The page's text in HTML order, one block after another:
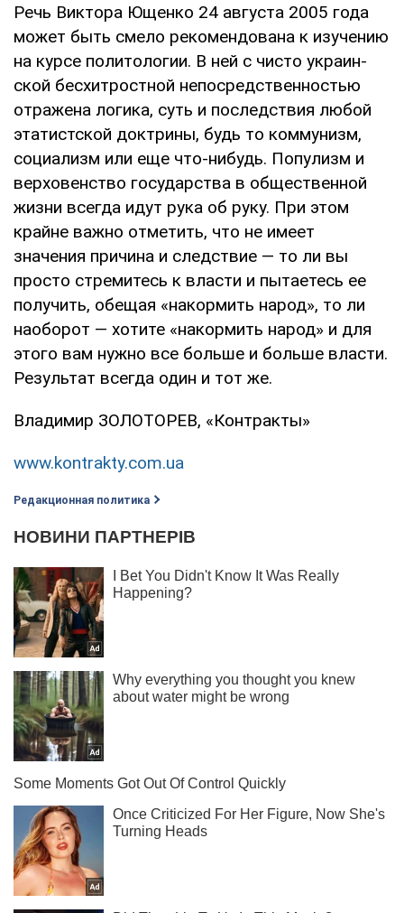
Речь Виктора Ющенко 24 августа 2005 года
может быть смело рекомендована к изучению
на курсе политологии. В ней с чисто украин­
ской бесхитростной непосредственностью
отражена логика, суть и последствия любой
этатистской доктрины, будь то коммунизм,
со­циализм или еще что-нибудь. Популизм и
вер­ховенство государства в общественной
жизни всегда идут рука об руку. При этом
крайне важ­но отметить, что не имеет
значения причина и следствие — то ли вы
просто стремитесь к власти и пытаетесь ее
получить, обещая «на­кормить народ», то ли
наоборот — хотите «на­кормить народ» и для
этого вам нужно все больше и больше власти.
Результат всегда один и тот же.
Владимир ЗОЛОТОРЕВ, «Контракты»
www.kontrakty.com.ua
Редакционная политика